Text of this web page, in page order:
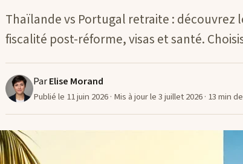
Thaïlande vs Portugal retraite : découvrez
fiscalité post-réforme, visas et santé.
ParElise Morand
Publié le 11 juin 2026· Mis à jour le 3 juillet 2026· 13 min